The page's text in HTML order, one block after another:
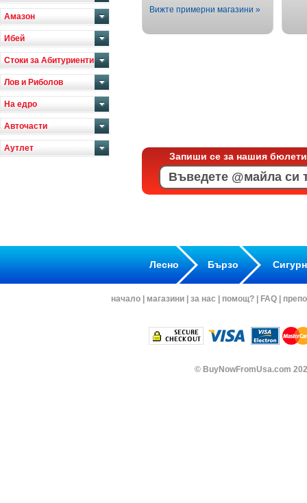
Амазон
Ибей
Стоки за Абитуриенти
Лов и Риболов
На едро
Авточасти
Аутлет
Вижте примерни магазини »
Запиши се за нашия
Лесно Бързо
начало магазини за нас помощ? FAQ
© BuyNowFromUsa.com